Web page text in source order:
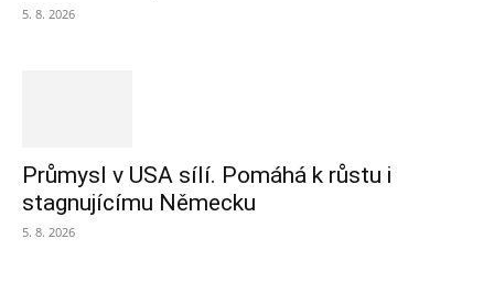
5. 8. 2026
Průmysl v USA sílí. Pomáhá k růstu i
stagnujícímu Německu
5. 8. 2026